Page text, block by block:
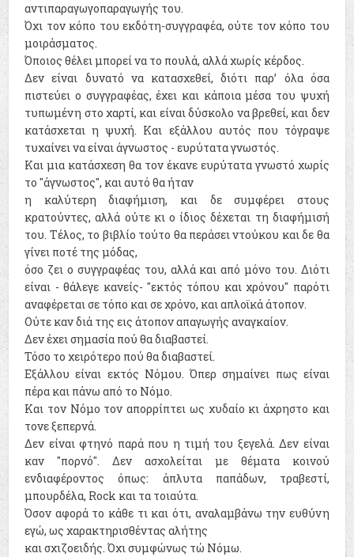
αντιπαραγωγοπαραγωγής του.
Όχι τον κόπο του εκδότη-συγγραφέα, ούτε τον κόπο του
μοιράσματος.
Όποιος θέλει μπορεί να το πουλά, αλλά χωρίς κέρδος.
Δεν είναι δυνατό να κατασχεθεί, διότι παρ’ όλα όσα
πιστεύει ο συγγραφέας, έχει και κάποια μέσα του ψυχή
τυπωμένη στο χαρτί, και είναι δύσκολο να βρεθεί, και δεν
κατάσχεται η ψυχή. Και εξάλλου αυτός που τόγραψε
τυχαίνει να είναι άγνωστος - ευρύτατα γνωστός.
Και μια κατάσχεση θα τον έκανε ευρύτατα γνωστό χωρίς
το "άγνωστος", και αυτό θα ήταν
η καλύτερη διαφήμιση, και δε συμφέρει στους
κρατούντες, αλλά ούτε κι ο ίδιος δέχεται τη διαφήμισή
του. Τέλος, το βιβλίο τούτο θα περάσει ντούκου και δε θα
γίνει ποτέ της μόδας,
όσο ζει ο συγγραφέας του, αλλά και από μόνο του. Διότι
είναι - θάλεγε κανείς- "εκτός τόπου και χρόνου" παρότι
αναφέρεται σε τόπο και σε χρόνο, και απλοϊκά άτοπον.
Ούτε καν διά της εις άτοπον απαγωγής αναγκαίον.
Δεν έχει σημασία πού θα διαβαστεί.
Τόσο το χειρότερο πού θα διαβαστεί.
Εξάλλου είναι εκτός Νόμου. Όπερ σημαίνει πως είναι
πέρα και πάνω από το Νόμο.
Και τον Νόμο τον απορρίπτει ως χυδαίο κι άχρηστο και
τονε ξεπερνά.
Δεν είναι φτηνό παρά που η τιμή του ξεγελά. Δεν είναι
καν "πορνό". Δεν ασχολείται με θέματα κοινού
ενδιαφέροντος όπως: άπλυτα παπάδων, τραβεστί,
μπουρδέλα, Rock και τα τοιαύτα.
Όσον αφορά το κάθε τι και ότι, αναλαμβάνω την ευθύνη
εγώ, ως χαρακτηρισθέντας αλήτης
και σχιζοειδής. Όχι συμφώνως τώ Νόμω.